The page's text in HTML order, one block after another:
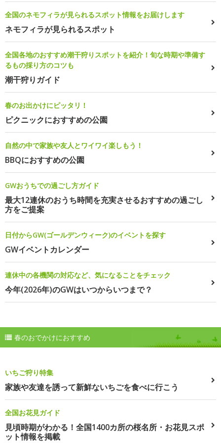
全国のネモフィラが見られるスポット情報をお届けします
ネモフィラが見られるスポット
全国各地のおすすめ潮干狩りスポットを紹介！旬な時期や準備す
るもの採り方のコツも
潮干狩りガイド
春のお出かけにピッタリ！
ピクニックにおすすめの公園
自然の中で家族や友人とワイワイ楽しもう！
BBQにおすすめの公園
GWおうちでの過ごし方ガイド
最大12連休のおうち時間を充実させるおすすめの過ごし
方をご提案
日付からGW(ゴールデンウィーク)のイベントを探す
GWイベントカレンダー
連休中の各機関の対応など、気になることをチェック
今年(2026年)のGWはいつからいつまで？
春のおでかけにおすすめ
いちご狩り特集
家族や友達を誘って新鮮ないちごを食べに行こう
全国お花見ガイド
見頃時期がわかる！全国1400カ所の桜名所・お花見スポ
ット情報を掲載